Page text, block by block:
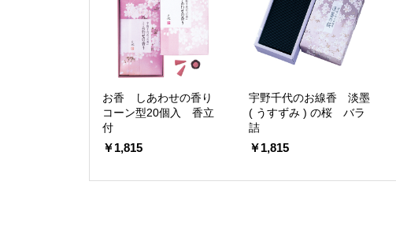
お香 しあわせの香り
コーン型20個入 香立
付
￥1,815
宇野千代のお線香 淡墨
( うすずみ ) の桜 バラ
詰
￥1,815